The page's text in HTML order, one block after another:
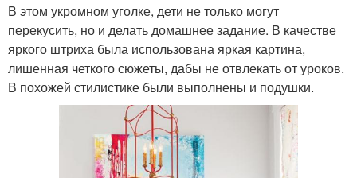
В этом укромном уголке, дети не только могут
перекусить, но и делать домашнее задание. В качестве
яркого штриха была использована яркая картина,
лишенная четкого сюжеты, дабы не отвлекать от уроков.
В похожей стилистике были выполнены и подушки.